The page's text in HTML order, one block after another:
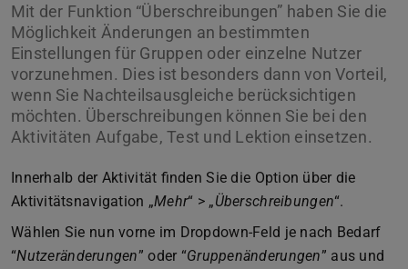
Mit der Funktion “Überschreibungen” haben Sie die
Möglichkeit Änderungen an bestimmten
Einstellungen für Gruppen oder einzelne Nutzer
vorzunehmen. Dies ist besonders dann von Vorteil,
wenn Sie Nachteilsausgleiche berücksichtigen
möchten. Überschreibungen können Sie bei den
Aktivitäten Aufgabe, Test und Lektion einsetzen.
Innerhalb der Aktivität finden Sie die Option über die
Aktivitätsnavigation „Mehr“ > „Überschreibungen“.
Wählen Sie nun vorne im Dropdown-Feld je nach Bedarf
“Nutzeränderungen” oder “Gruppenänderungen” aus und